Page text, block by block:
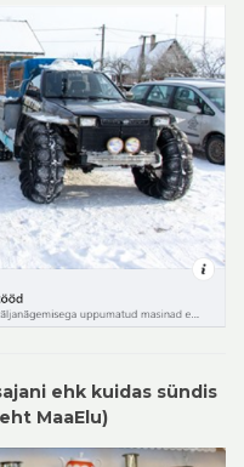
ehk kuidas sündis
MaaElu)